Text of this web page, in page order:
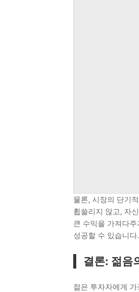
물론, 시장의 단기
휩쓸리지 않고, 자
큰 수익을 가져다
성공할 수 있습니다.
결론: 젊음
젊은 투자자에게